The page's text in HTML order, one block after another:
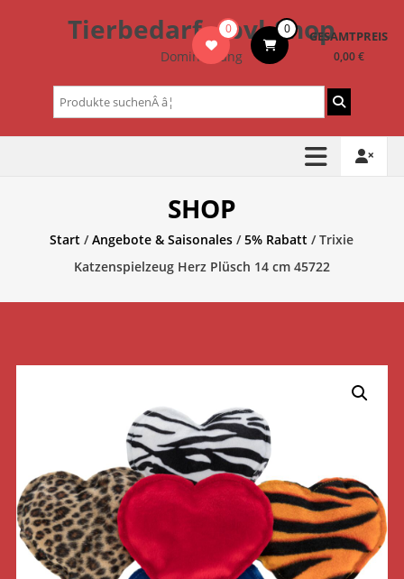
Tierbedarf – bvl-Shop
Dominik Lang
0 0 GESAMTPREIS
0,00 €
Suchen
nach:
SHOP
Start /Angebote & Saisonales /5% Rabatt / Trixie
Katzenspielzeug Herz Plüsch 14 cm 45722